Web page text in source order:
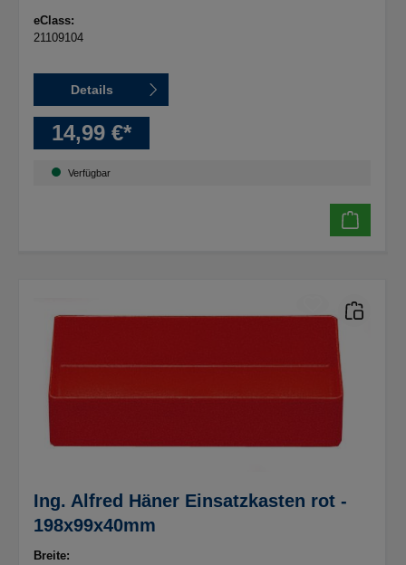
eClass:
21109104
Details
14,99 €*
Verfügbar
Ing. Alfred Häner Einsatzkasten rot -
198x99x40mm
Breite: